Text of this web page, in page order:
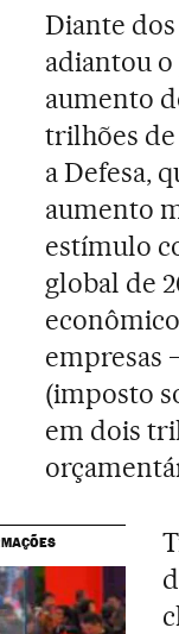
Diante
adiantou
aumento
trilhões de
a Defesa,
aumento
estímulo
global de
empresas
(imposto
em dois